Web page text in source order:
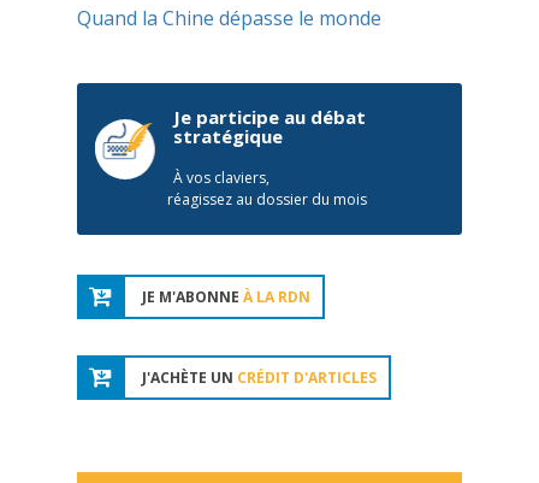
Quand la Chine dépasse le monde
Je participe au débat
stratégique
À vos claviers,
réagissez au dossier du mois
JE M'ABONNE À LA RDN
J'ACHÈTE UN CRÉDIT D'ARTICLES